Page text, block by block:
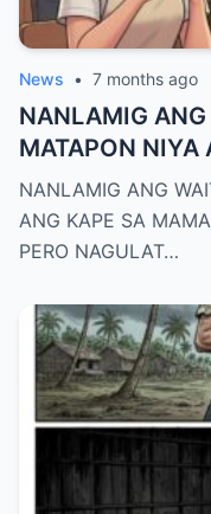
News • 7 months ago
NANLAMIG
MATAPON NIYA
MAMAHALING
PERO
ABUTAN PA
NANLAMIG ANG
ANG KAPE SA
PERO NAGULAT…